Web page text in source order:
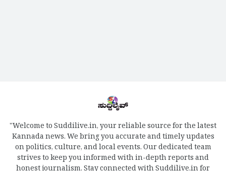
"Welcome to Suddilive.in, your reliable source for the latest
Kannada news. We bring you accurate and timely updates
on politics, culture, and local events. Our dedicated team
strives to keep you informed with in-depth reports and